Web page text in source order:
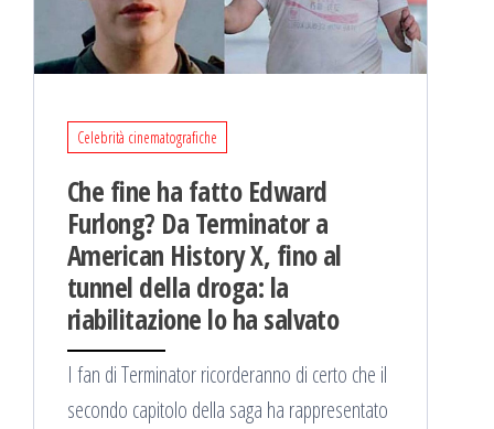
Celebrità cinematografiche
Che fine ha fatto Edward
Furlong? Da Terminator a
American History X, fino al
tunnel della droga: la
riabilitazione lo ha salvato
I fan di Terminator ricorderanno di certo che il
secondo capitolo della saga ha rappresentato